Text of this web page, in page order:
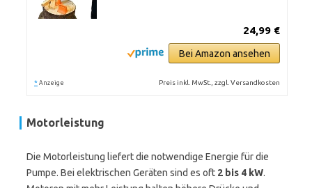
24,99 €
Bei Amazon ansehen
* Anzeige Preis inkl. MwSt., zzgl. Versandkosten
Motorleistung
Die Motorleistung liefert die notwendige Energie für die
Pumpe. Bei elektrischen Geräten sind es oft 2 bis 4 kW.